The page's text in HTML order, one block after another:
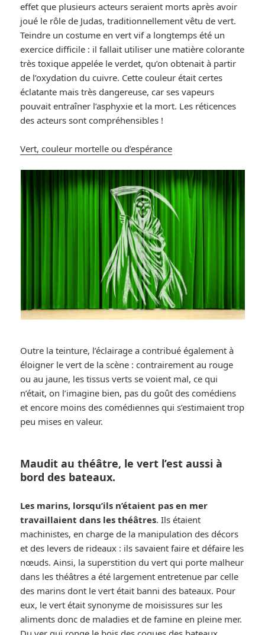
effet que plusieurs acteurs seraient morts après avoir
joué le rôle de Judas, traditionnellement vêtu de vert.
Teindre un costume en vert vif a longtemps été un
exercice difficile : il fallait utiliser une matière colorante
très toxique appelée le verdet, qu’on obtenait à partir
de l’oxydation du cuivre. Cette couleur était certes
éclatante mais très dangereuse, car ses vapeurs
pouvait entraîner l’asphyxie et la mort. Les réticences
des acteurs sont compréhensibles !
Vert, couleur mortelle ou d’espérance
Outre la teinture, l’éclairage a contribué également à
éloigner le vert de la scène : contrairement au rouge
ou au jaune, les tissus verts se voient mal, ce qui
n’était, on l’imagine bien, pas du goût des comédiens
et encore moins des comédiennes qui s’estimaient trop
peu mises en valeur.
Maudit au théâtre, le vert l’est aussi à
bord des bateaux.
Les marins, lorsqu’ils n’étaient pas en mer
travaillaient dans les théâtres. Ils étaient
machinistes, en charge de la manipulation des décors
et des levers de rideaux : ils savaient faire et défaire les
nœuds. Ainsi, la superstition du vert qui porte malheur
dans les théâtres a été largement entretenue par celle
des marins dont le vert était banni des bateaux. Pour
eux, le vert était synonyme de moisissures sur les
aliments donc de maladies et de famine en pleine mer.